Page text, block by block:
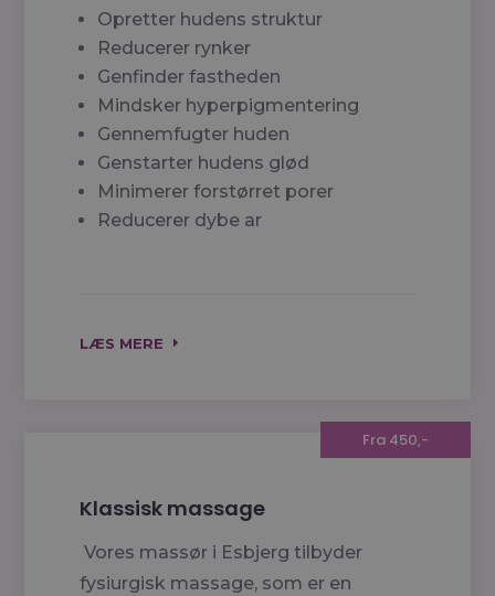
Opretter hudens struktur
Reducerer rynker
Genfinder fastheden
Mindsker hyperpigmentering
Gennemfugter huden
Genstarter hudens glød
Minimerer forstørret porer
Reducerer dybe ar
LÆS MERE
Fra 450,-
Klassisk massage
Vores massør i Esbjerg tilbyder
fysiurgisk massage, som er en